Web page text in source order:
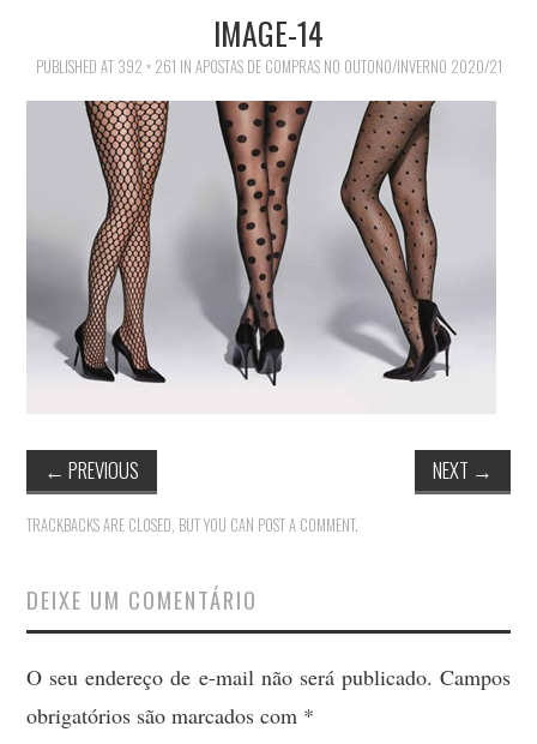
CULTURA
MODA
MUSAS
FOTOGRAFIA
QUEM SOU EU
WHATSAPP
IMAGE-14
PUBLISHED AT 392 × 261 IN APOSTAS DE COMPRAS NO OUTONO/INVERNO 2020/21
← PREVIOUS NEXT →
TRACKBACKS ARE CLOSED, BUT YOU CAN POST A COMMENT.
DEIXE UM COMENTÁRIO
O seu endereço de e-mail não será publicado. Campos
obrigatórios são marcados com *